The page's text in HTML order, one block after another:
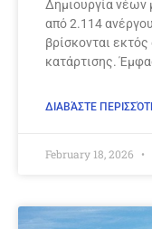
Δημιουργία νέων
από 2.114
βρίσκονται
κατάρτισης.
ΔΙΑΒΆΣΤΕ
February 18, 2026